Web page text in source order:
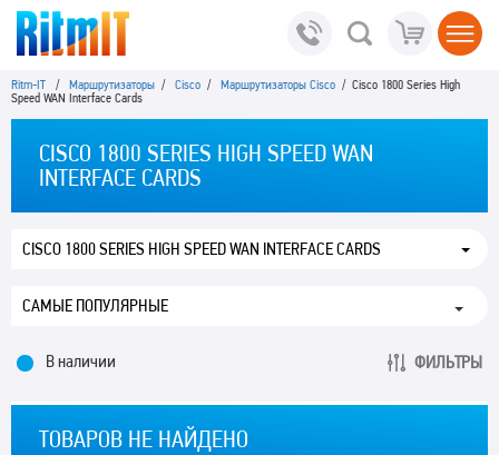
Ritm-IT / Маршрутизаторы / Cisco / Маршрутизаторы Cisco / Cisco 1800 Series High
Speed WAN Interface Cards
CISCO 1800 SERIES HIGH SPEED WAN
INTERFACE CARDS
CISCO 1800 SERIES HIGH SPEED WAN INTERFACE CARDS
В наличии ФИЛЬТРЫ
ТОВАРОВ НЕ НАЙДЕНО